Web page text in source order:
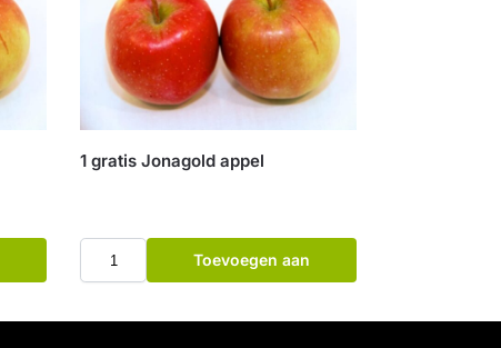
1 gratis Jonagold appel
Toevoegen aan